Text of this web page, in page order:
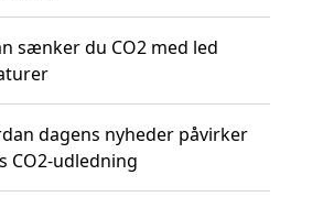
sænker du CO2 med led
dagens nyheder påvirker
CO2-udledning